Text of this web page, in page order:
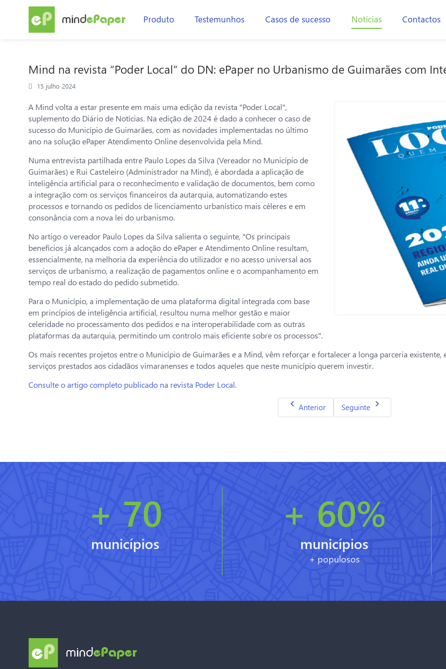
Produto Testemunhos Casos de sucesso Notícias Contactos
Mind na revista “Poder Local” do DN: ePaper no Urbanismo de Guimarães com
15 julho 2024
A Mind volta a estar presente em mais uma edição da revista "Poder Local",
suplemento do Diário de Notícias. Na edição de 2024 é dado a conhecer o caso de
sucesso do Município de Guimarães, com as novidades implementadas no último
ano na solução ePaper Atendimento Online desenvolvida pela Mind.
Numa entrevista partilhada entre Paulo Lopes da Silva (Vereador no Município de
Guimarães) e Rui Casteleiro (Administrador na Mind), é abordada a aplicação de
inteligência artificial para o reconhecimento e validação de documentos, bem como
a integração com os serviços financeiros da autarquia, automatizando estes
processos e tornando os pedidos de licenciamento urbanístico mais céleres e em
consonância com a nova lei do urbanismo.
No artigo o vereador Paulo Lopes da Silva salienta o seguinte, "Os principais
benefícios já alcançados com a adoção do ePaper e Atendimento Online resultam,
essencialmente, na melhoria da experiência do utilizador e no acesso universal aos
serviços de urbanismo, a realização de pagamentos online e o acompanhamento em
tempo real do estado do pedido submetido.
Para o Município, a implementação de uma plataforma digital integrada com base
em princípios de inteligência artificial, resultou numa melhor gestão e maior
celeridade no processamento dos pedidos e na interoperabilidade com as outras
plataformas da autarquia, permitindo um controlo mais eficiente sobre os processos".
Os mais recentes projetos entre o Município de Guimarães e a Mind, vêm reforçar e fortalecer a longa parceria
serviços prestados aos cidadãos vimaranenses e todos aqueles que neste município querem investir.
Consulte o artigo completo publicado na revista Poder Local.
Artigo anterior: Venha visitar-nos, de 8 a
Anterior Artigo seguinte: ePaper valida
Seguinte
+ 70
municípios
+ 60%
municípios
+ populosos